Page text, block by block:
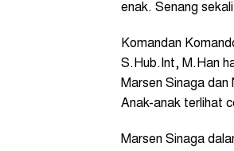
enak. Senang
Komandan
S.Hub.Int, M.Han
Marsen Sinaga
Anak-anak terlihat
Marsen Sinaga